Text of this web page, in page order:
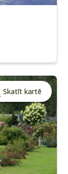
Skatīt kartē